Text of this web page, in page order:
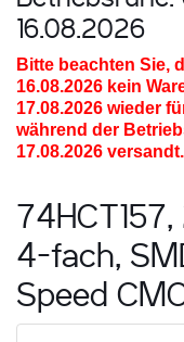
16.08.2026
Bitte beachten Sie,
16.08.2026 kein
17.08.2026 wieder
während der
17.08.2026 versandt.
4-fach,
Speed